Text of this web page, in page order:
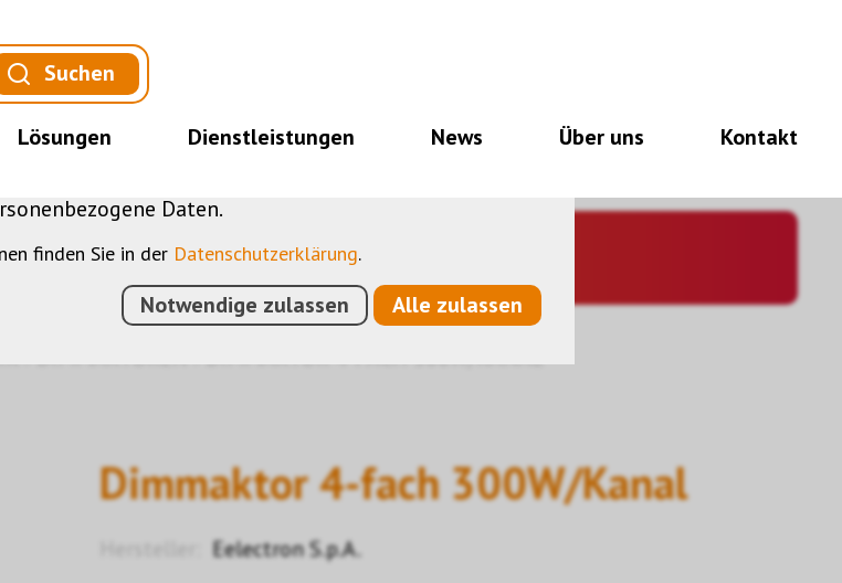
Suchen
Lösungen Dienstleistungen News Über uns Kontakt
›DIMMAKTOREN›DIMMAKTOR 4-FACH 300W/KANAL
Dimmaktor 4-fach 300W/Kanal
Eelectron S.p.A.
VERWENDET COOKIES
Cookies: Einige sind notwendig für den
ermöglichen Ihnen mehr Funktionalitäten, und noch
besser zu verstehen. Sie sind also eine Hilfe, unsere
Daten.
finden Sie in der Datenschutzerklärung.
Notwendige zulassen Alle zulassen